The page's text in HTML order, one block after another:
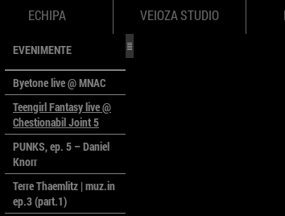
ECHIPA VEIOZA STUDIO
EVENIMENTE
Byetone live @ MNAC
Teengirl Fantasy live @
Chestionabil Joint 5
PUNKS, ep. 5 – Daniel
Knorr
Terre Thaemlitz | muz.in
ep.3 (part.1)